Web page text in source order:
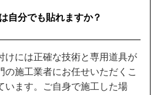
自分でも貼れますか？
けには正確な技術と専用道具が
の施工業者にお任せいただくこ
います。ご自身で施工した場